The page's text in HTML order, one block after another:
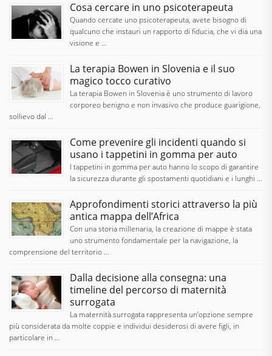
Cosa cercare in uno psicoterapeuta
Quando cercate uno psicoterapeuta, avete bisogno di
qualcuno che instauri un rapporto di fiducia, che vi dia una
visione e …
La terapia Bowen in Slovenia e il suo
magico tocco curativo
La terapia Bowen in Slovenia è uno strumento di lavoro
corporeo benigno e non invasivo che produce guarigione,
sollievo dal …
Come prevenire gli incidenti quando si
usano i tappetini in gomma per auto
I tappetini in gomma per auto hanno lo scopo di garantire
la sicurezza durante gli spostamenti quotidiani e i lunghi …
Approfondimenti storici attraverso la più
antica mappa dell’Africa
Con una storia millenaria, la creazione di mappe è stata
uno strumento fondamentale per la navigazione, la
comprensione del territorio …
Dalla decisione alla consegna: una
timeline del percorso di maternità
surrogata
La maternità surrogata rappresenta un’opzione sempre
più considerata da molte coppie e individui desiderosi di avere figli, in
particolare in …